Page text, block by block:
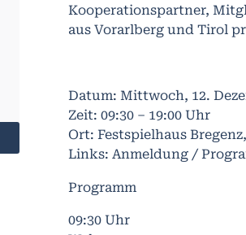
Kooperationspartner,
aus Vorarlberg und Tirol
Datum: Mittwoch, 12.
Zeit: 09:30 – 19:00 Uhr
Ort: Festspielhaus
Links: Anmeldung /
Programm
09:30 Uhr